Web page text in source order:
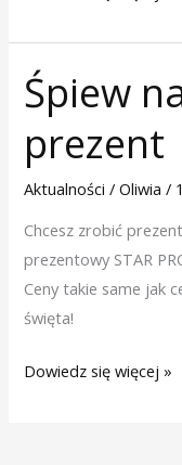
Śpiew
prezent
Aktualności /Oliwia/
Chcesz zrobić
prezentowy STAR
Ceny takie same jak
święta!
Śpiew
na
świąteczny
prezent
Dowiedz się więcej »